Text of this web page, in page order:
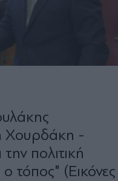
Χουρδάκη -
πολιτική
τόπος" (Εικόνες